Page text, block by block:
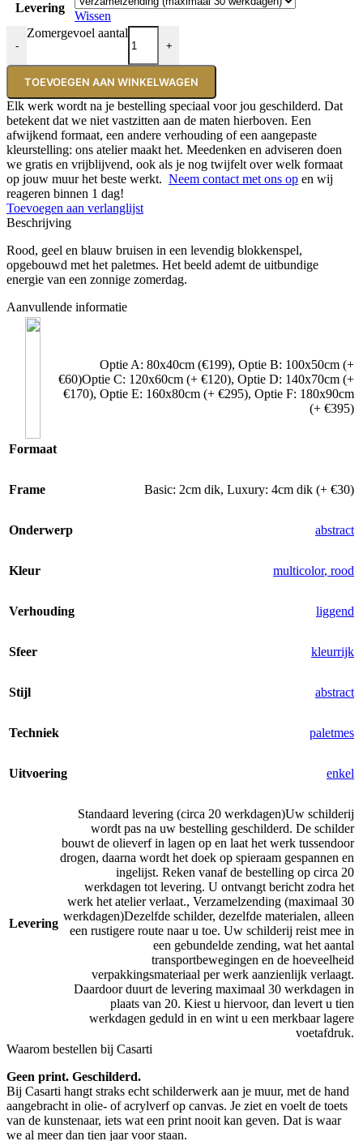
Levering
Wissen
-
Zomergevoel aantal
+
TOEVOEGEN AAN WINKELWAGEN
Elk werk wordt na je bestelling speciaal voor jou geschilderd. Dat
betekent dat we niet vastzitten aan de maten hierboven. Een
afwijkend formaat, een andere verhouding of een aangepaste
kleurstelling: ons atelier maakt het. Meedenken en adviseren doen
we gratis en vrijblijvend, ook als je nog twijfelt over welk formaat
op jouw muur het beste werkt. Neem contact met ons op en wij
reageren binnen 1 dag!
Toevoegen aan verlanglijst
Beschrijving
Rood, geel en blauw bruisen in een levendig blokkenspel,
opgebouwd met het paletmes. Het beeld ademt de uitbundige
energie van een zonnige zomerdag.
Aanvullende informatie
Formaat
Optie A: 80x40cm (€199), Optie B: 100x50cm (+
€60)Optie C: 120x60cm (+ €120), Optie D: 140x70cm (+
€170), Optie E: 160x80cm (+ €295), Optie F: 180x90cm
(+ €395)
Frame Basic: 2cm dik, Luxury: 4cm dik (+ €30)
Onderwerp abstract
Kleur multicolor, rood
Verhouding liggend
Sfeer kleurrijk
Stijl abstract
Techniek paletmes
Uitvoering enkel
Levering
Standaard levering (circa 20 werkdagen)Uw schilderij
wordt pas na uw bestelling geschilderd. De schilder
bouwt de olieverf in lagen op en laat het werk tussendoor
drogen, daarna wordt het doek op spieraam gespannen en
ingelijst. Reken vanaf de bestelling op circa 20
werkdagen tot levering. U ontvangt bericht zodra het
werk het atelier verlaat., Verzamelzending (maximaal 30
werkdagen)Dezelfde schilder, dezelfde materialen, alleen
een rustigere route naar u toe. Uw schilderij reist mee in
een gebundelde zending, wat het aantal
transportbewegingen en de hoeveelheid
verpakkingsmateriaal per werk aanzienlijk verlaagt.
Daardoor duurt de levering maximaal 30 werkdagen in
plaats van 20. Kiest u hiervoor, dan levert u tien
werkdagen geduld in en wint u een merkbaar lagere
voetafdruk.
Waarom bestellen bij Casarti
Geen print. Geschilderd.
Bij Casarti hangt straks echt schilderwerk aan je muur, met de hand
aangebracht in olie- of acrylverf op canvas. Je ziet en voelt de toets
van de kunstenaar, iets wat een print nooit kan geven. Dat is waar
we al meer dan tien jaar voor staan.